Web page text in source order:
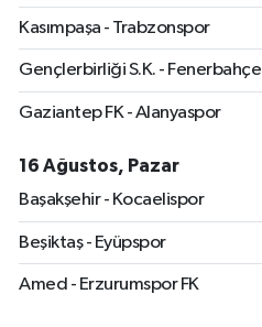
Kasımpaşa - Trabzonspor
Gençlerbirliği S.K. - Fenerbahçe
Gaziantep FK - Alanyaspor
16 Ağustos, Pazar
Başakşehir - Kocaelispor
Beşiktaş - Eyüpspor
Amed - Erzurumspor FK